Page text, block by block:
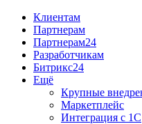
Клиентам
Партнерам
Партнерам24
Разработчикам
Битрикс24
Ещё
Крупные
Маркетплейс
Интеграция с 1С